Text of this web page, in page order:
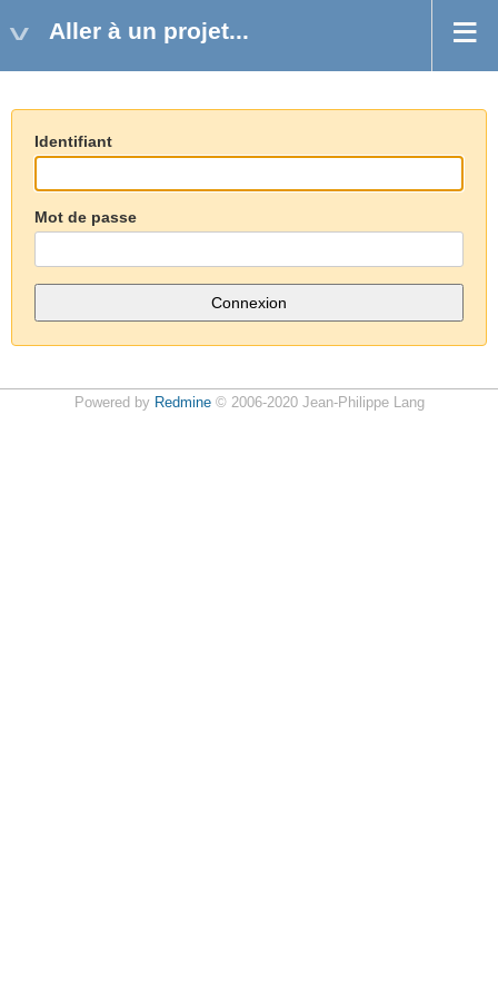
Aller à un projet...
Identifiant
Mot de passe
Powered by Redmine© 2006-2020 Jean-Philippe Lang